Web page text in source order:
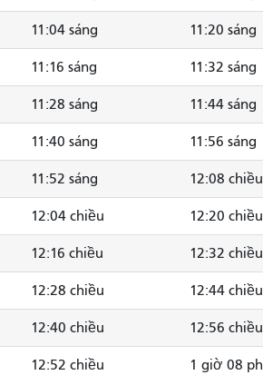
11:04 sáng 11:20 sáng
11:16 sáng 11:32 sáng
11:28 sáng 11:44 sáng
11:40 sáng 11:56 sáng
11:52 sáng 12:08 chiều
12:04 chiều 12:20 chiều
12:16 chiều 12:32 chiều
12:28 chiều 12:44 chiều
12:40 chiều 12:56 chiều
12:52 chiều 1 giờ 08